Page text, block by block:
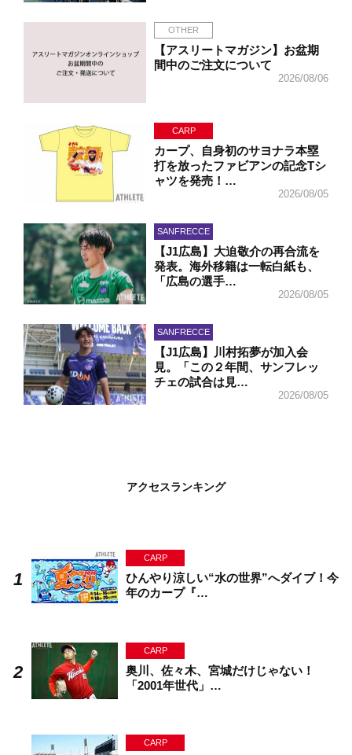
OTHER
【アスリートマガジン】お盆期
間中のご注文について
2026/08/06
CARP
カープ、自身初のサヨナラ本塁
打を放ったファビアンの記念Tシ
ャツを発売！…
2026/08/05
SANFRECCE
【J1広島】大迫敬介の再合流を
発表。海外移籍は一転白紙も、
「広島の選手…
2026/08/05
SANFRECCE
【J1広島】川村拓夢が加入会
見。「この２年間、サンフレッ
チェの試合は見…
2026/08/05
アクセスランキング
CARP
ひんやり涼しい“水の世界”へダイブ！今
年のカープ『…
CARP
奥川、佐々木、宮城だけじゃない！
「2001年世代」…
CARP